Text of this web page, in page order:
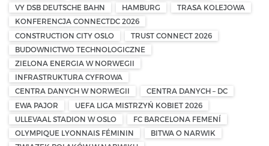
VY DSB DEUTSCHE BAHN
HAMBURG
TRASA KOLEJOWA
KONFERENCJA CONNECTDC 2026
CONSTRUCTION CITY OSLO
TRUST CONNECT 2026
BUDOWNICTWO TECHNOLOGICZNE
ZIELONA ENERGIA W NORWEGII
INFRASTRUKTURA CYFROWA
CENTRA DANYCH W NORWEGII
CENTRA DANYCH – DC
EWA PAJOR
UEFA LIGA MISTRZYŃ KOBIET 2026
ULLEVAAL STADION W OSLO
FC BARCELONA FEMENÍ
OLYMPIQUE LYONNAIS FÉMININ
BITWA O NARWIK